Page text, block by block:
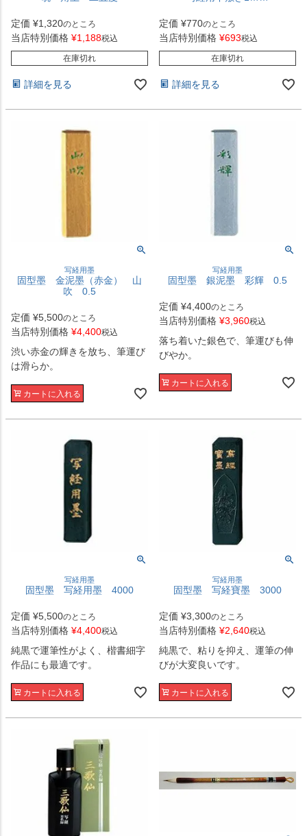
定価 ¥1,320のところ
当店特別価格 ¥1,188税込
在庫切れ
詳細を見る
定価 ¥770のところ
当店特別価格 ¥693税込
在庫切れ
詳細を見る
写経用墨
固型墨 金泥墨（赤金） 山
吹 0.5
定価 ¥5,500のところ
当店特別価格 ¥4,400税込
渋い赤金の輝きを放ち、筆運び
は滑らか。
カートに入れる
写経用墨
固型墨 銀泥墨 彩輝 0.5
定価 ¥4,400のところ
当店特別価格 ¥3,960税込
落ち着いた銀色で、筆運びも伸
びやか。
カートに入れる
写経用墨
固型墨 写経用墨 4000
定価 ¥5,500のところ
当店特別価格 ¥4,400税込
純黒で運筆性がよく、楷書細字
作品にも最適です。
カートに入れる
写経用墨
固型墨 写経寶墨 3000
定価 ¥3,300のところ
当店特別価格 ¥2,640税込
純黒で、粘りを抑え、運筆の伸
びが大変良いです。
カートに入れる